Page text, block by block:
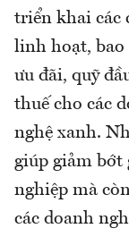
triển khai các
linh hoạt, bao
ưu đãi, quỹ
thuế cho các
nghệ xanh.
giúp giảm bớt
nghiệp mà
các doanh